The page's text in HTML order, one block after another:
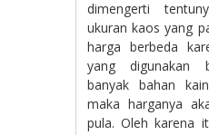
dimengerti
ukuran kaos yang
harga berbeda
yang digunakan
banyak bahan
maka harganya
pula. Oleh karena